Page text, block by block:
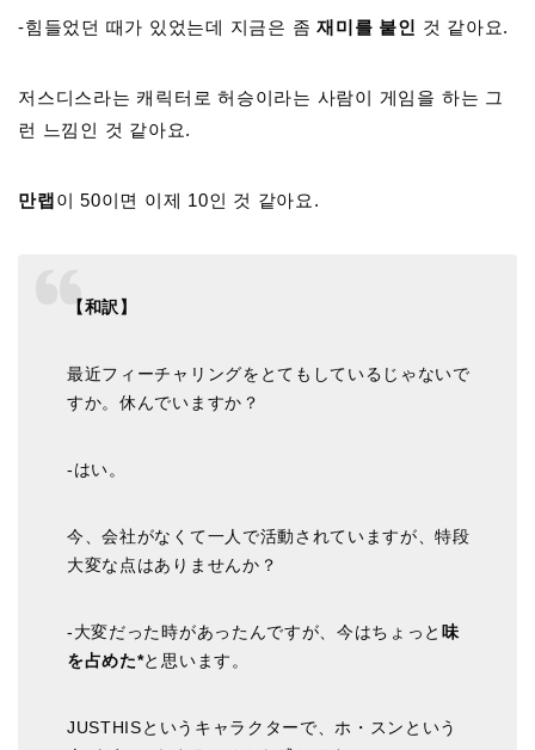
-힘들었던 때가 있었는데 지금은 좀재미를 붙인 것 같아요.
저스디스라는 캐릭터로 허승이라는 사람이 게임을 하는 그
런 느낌인 것 같아요.
만랩이 50이면 이제 10인 것 같아요.
【和訳】
最近フィーチャリングをとてもしているじゃないで
すか。休んでいますか？
-はい。
今、会社がなくて一人で活動されていますが、特段
大変な点はありませんか？
-大変だった時があったんですが、今はちょっと 味
を占めた*と思います。
JUSTHISというキャラクターで、ホ・スンという